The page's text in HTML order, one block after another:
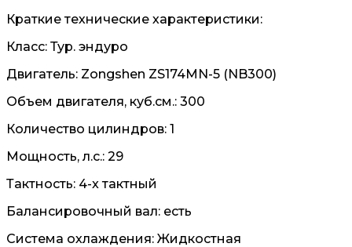
Краткие технические характеристики:
Класс: Тур. эндуро
Двигатель: Zongshen ZS174MN-5 (NB300)
Объем двигателя, куб.см.: 300
Количество цилиндров: 1
Мощность, л.с.: 29
Тактность: 4-x тактный
Балансировочный вал: есть
Система охлаждения: Жидкостная